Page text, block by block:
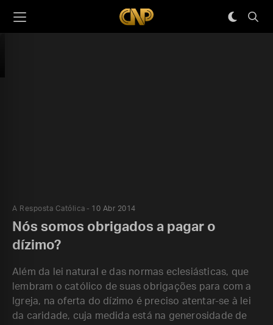
A Resposta Católica 10 Abr 2014
Nós somos obrigados a pagar o
dízimo?
Além da lei natural e das normas eclesiásticas, que
lembram o católico de suas obrigações para com a
Igreja, na oferta do dízimo é preciso atentar-se à lei
da caridade, cuja medida está na generosidade de